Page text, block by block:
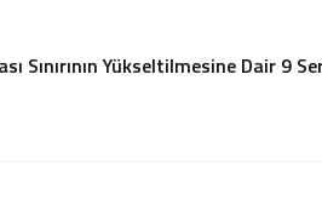
Sınırının Yükseltilmesine Dair 9